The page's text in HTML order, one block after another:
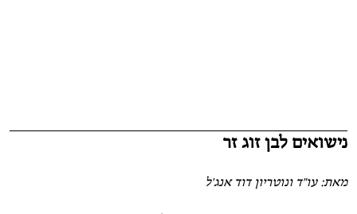
נישואים לבן זוג זר
מאת: עו"ד ונוטריון דוד אנג'ל